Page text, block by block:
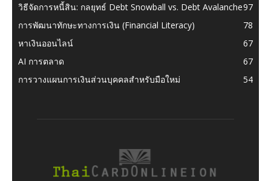
วิธีจัดการหนี้สิน: กลยุทธ์ Debt Snowball vs. Debt Avalanche97
การพัฒนาทักษะทางการเงิน (Financial Literacy)
78
หาเงินออนไลน์
67
AI การตลาด
67
การวางแผนการเงินส่วนบุคคลสำหรับมือใหม่
54